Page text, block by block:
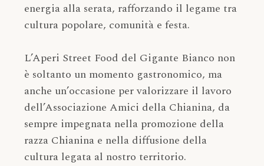
energia alla serata, rafforzando il legame tra
cultura popolare, comunità e festa.
L’Aperi Street Food del Gigante Bianco non
è soltanto un momento gastronomico, ma
anche un’occasione per valorizzare il lavoro
dell’Associazione Amici della Chianina, da
sempre impegnata nella promozione della
razza Chianina e nella diffusione della
cultura legata al nostro territorio.